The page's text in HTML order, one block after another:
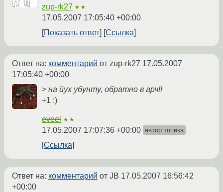
zup-rk27 ★★
17.05.2007 17:05:40 +00:00
Показать ответ
Ссылка
Ответ на: комментарий от zup-rk27 17.05.2007
17:05:40 +00:00
> на йух убунту, обратно в арч!!
+1 :)
eveel ★★
17.05.2007 17:07:36 +00:00 автор топика
Ссылка
Ответ на: комментарий от JB 17.05.2007 16:56:42
+00:00